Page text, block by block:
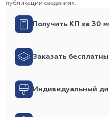
публикации сведениях.
Получить КП за 30
Заказать
Индивидуальный